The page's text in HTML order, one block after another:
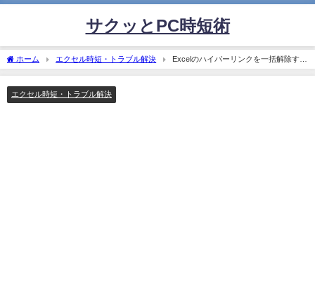
サクッとPC時短術
ホーム エクセル時短・トラブル解決
Excelのハイパーリンクを一括解除する
最速手順
エクセル時短・トラブル解決